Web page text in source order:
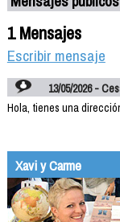
1 Mensajes
Escribir mensaje
13/05/2026 -
Hola, tienes una
Xavi y Carme